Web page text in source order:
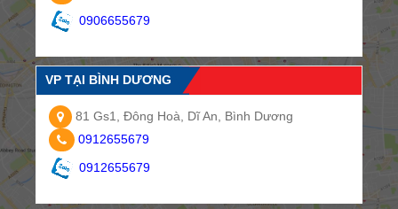
0906655679
VP TẠI BÌNH DƯƠNG
81 Gs1, Đông Hoà, Dĩ An, Bình Dương
0912655679
0912655679